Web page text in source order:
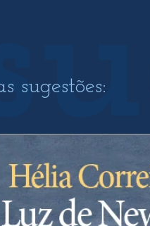
sugestões: